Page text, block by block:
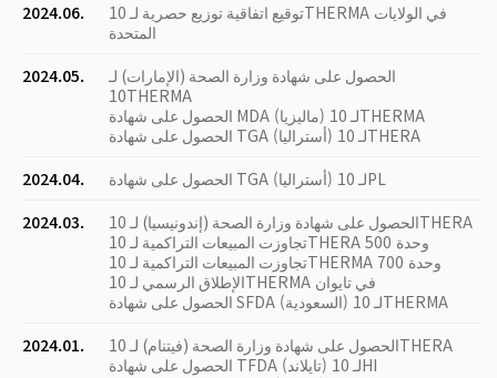
2024.06.
توقيع اتفاقية توزيع حصرية لـ 10THERMA في الولايات
المتحدة
2024.05.
الحصول على شهادة وزارة الصحة (الإمارات) لـ
10THERMA
الحصول على شهادة MDA (ماليزيا) لـ 10THERMA
الحصول على شهادة TGA (أستراليا) لـ 10THERA
2024.04.
الحصول على شهادة TGA (أستراليا) لـ 10PL
2024.03.
الحصول على شهادة وزارة الصحة (إندونيسيا) لـ 10THERA
تجاوزت المبيعات التراكمية لـ 10THERA 500 وحدة
تجاوزت المبيعات التراكمية لـ 10THERMA 700 وحدة
الإطلاق الرسمي لـ 10THERMA في تايوان
الحصول على شهادة SFDA (السعودية) لـ 10THERMA
2024.01.
الحصول على شهادة وزارة الصحة (فيتنام) لـ 10THERA
الحصول على شهادة TFDA (تايلاند) لـ 10HI